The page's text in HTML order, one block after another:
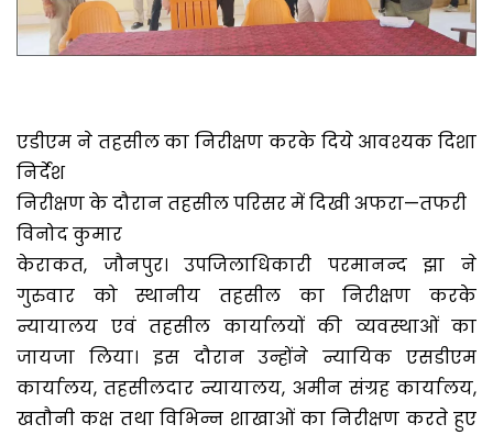
एडीएम ने तहसील का निरीक्षण करके दिये आवश्यक दिशा
निर्देश
निरीक्षण के दौरान तहसील परिसर में दिखी अफरा—तफरी
विनोद कुमार
केराकत, जौनपुर। उपजिलाधिकारी परमानन्द झा ने
गुरुवार को स्थानीय तहसील का निरीक्षण करके
न्यायालय एवं तहसील कार्यालयों की व्यवस्थाओं का
जायजा लिया। इस दौरान उन्होंने न्यायिक एसडीएम
कार्यालय, तहसीलदार न्यायालय, अमीन संग्रह कार्यालय,
खतौनी कक्ष तथा विभिन्न शाखाओं का निरीक्षण करते हुए